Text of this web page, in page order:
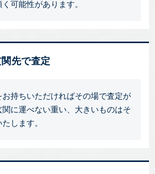
可能性があります。
先で査定
お持ちいただければその場で査定が
関に運べない重い、大きいものはそ
します。